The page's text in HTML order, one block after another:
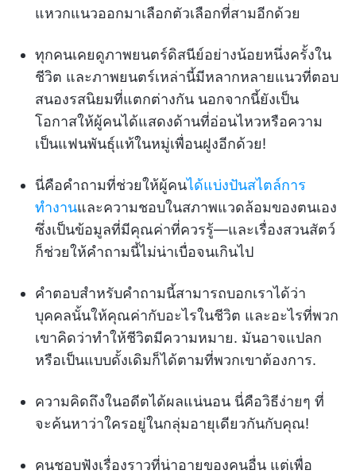
แหวกแนวออกมาเลือกตัวเลือกที่สามอีกด้วย
ทุกคนเคยดูภาพยนตร์ดิสนีย์อย่างน้อยหนึ่งครั้งใน
ชีวิต และภาพยนตร์เหล่านี้มีหลากหลายแนวที่ตอบ
สนองรสนิยมที่แตกต่างกัน นอกจากนี้ยังเป็น
โอกาสให้ผู้คนได้แสดงด้านที่อ่อนไหวหรือความ
เป็นแฟนพันธุ์แท้ในหมู่เพื่อนฝูงอีกด้วย!
นี่คือคำถามที่ช่วยให้ผู้คนได้แบ่งปันสไตล์การ
ทำงานและความชอบในสภาพแวดล้อมของตนเอง
ซึ่งเป็นข้อมูลที่มีคุณค่าที่ควรรู้—และเรื่องสวนสัตว์
ก็ช่วยให้คำถามนี้ไม่น่าเบื่อจนเกินไป
คำตอบสำหรับคำถามนี้สามารถบอกเราได้ว่า
บุคคลนั้นให้คุณค่ากับอะไรในชีวิต และอะไรที่พวก
เขาคิดว่าทำให้ชีวิตมีความหมาย. มันอาจแปลก
หรือเป็นแบบดั้งเดิมก็ได้ตามที่พวกเขาต้องการ.
ความคิดถึงในอดีตได้ผลแน่นอน นี่คือวิธีง่ายๆ ที่
จะค้นหาว่าใครอยู่ในกลุ่มอายุเดียวกันกับคุณ!
คนชอบฟังเรื่องราวที่น่าอายของคนอื่น แต่เพื่อ